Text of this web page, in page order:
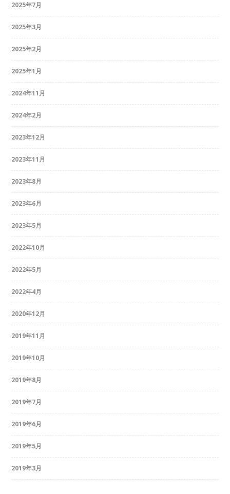
2025年7月
2025年3月
2025年2月
2025年1月
2024年11月
2024年2月
2023年12月
2023年11月
2023年8月
2023年6月
2023年5月
2022年10月
2022年5月
2022年4月
2020年12月
2019年11月
2019年10月
2019年8月
2019年7月
2019年6月
2019年5月
2019年3月